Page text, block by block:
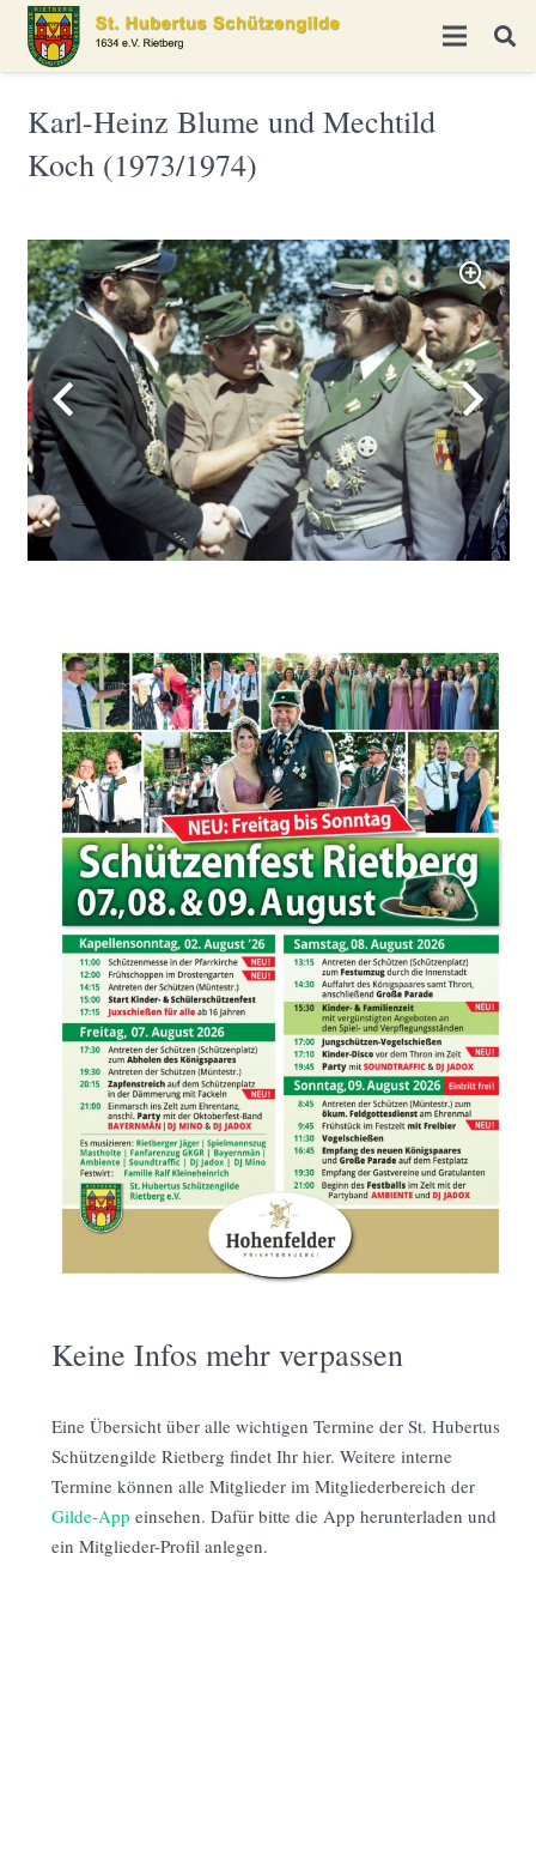
Karl-Heinz Blume und Mechtild
Koch (1973/1974)
Keine Infos mehr verpassen
Eine Übersicht über alle wichtigen Termine der St. Hubertus
Schützengilde Rietberg findet Ihr hier. Weitere interne
Termine können alle Mitglieder im Mitgliederbereich der
Gilde-App einsehen. Dafür bitte die App herunterladen und
ein Mitglieder-Profil anlegen.